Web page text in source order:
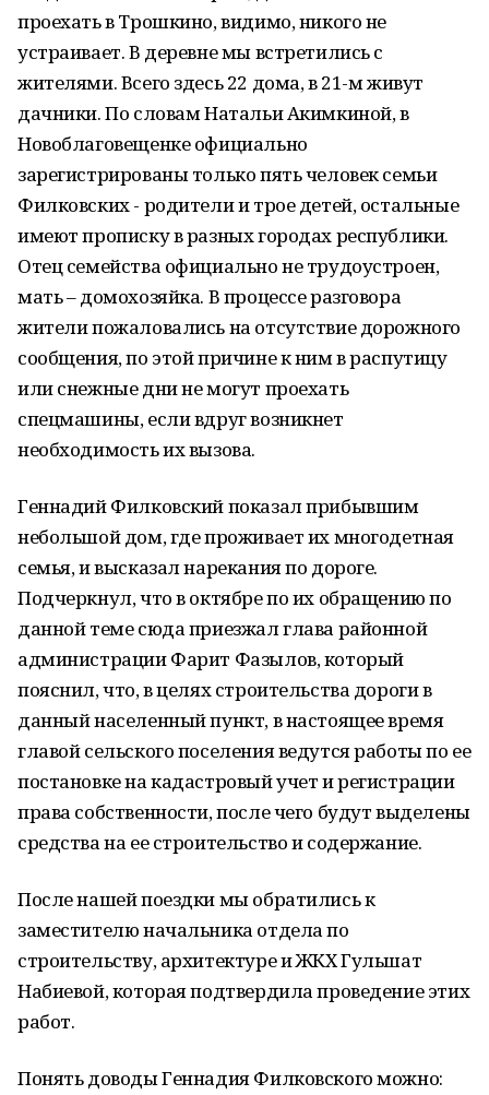
проехать в Трошкино, видимо, никого не
устраивает. В деревне мы встретились с
жителями. Всего здесь 22 дома, в 21-м живут
дачники. По словам Натальи Акимкиной, в
Новоблаговещенке официально
зарегистрированы только пять человек семьи
Филковских - родители и трое детей, остальные
имеют прописку в разных городах республики.
Отец семейства официально не трудоустроен,
мать – домохозяйка. В процессе разговора
жители пожаловались на отсутствие дорожного
сообщения, по этой причине к ним в распутицу
или снежные дни не могут проехать
спецмашины, если вдруг возникнет
необходимость их вызова.
Геннадий Филковский показал прибывшим
небольшой дом, где проживает их многодетная
семья, и высказал нарекания по дороге.
Подчеркнул, что в октябре по их обращению по
данной теме сюда приезжал глава районной
администрации Фарит Фазылов, который
пояснил, что, в целях строительства дороги в
данный населенный пункт, в настоящее время
главой сельского поселения ведутся работы по ее
постановке на кадастровый учет и регистрации
права собственности, после чего будут выделены
средства на ее строительство и содержание.
После нашей поездки мы обратились к
заместителю начальника отдела по
строительству, архитектуре и ЖКХ Гульшат
Набиевой, которая подтвердила проведение этих
работ.
Понять доводы Геннадия Филковского можно: